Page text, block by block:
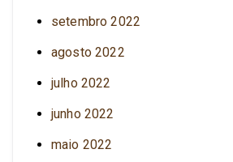
setembro 2022
agosto 2022
julho 2022
junho 2022
maio 2022